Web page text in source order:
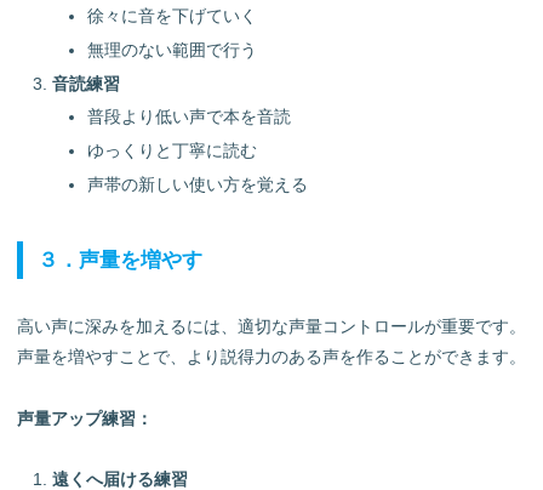
徐々に音を下げていく
無理のない範囲で行う
音読練習
普段より低い声で本を音読
ゆっくりと丁寧に読む
声帯の新しい使い方を覚える
３．声量を増やす
高い声に深みを加えるには、適切な声量コントロールが重要です。
声量を増やすことで、より説得力のある声を作ることができます。
声量アップ練習：
遠くへ届ける練習